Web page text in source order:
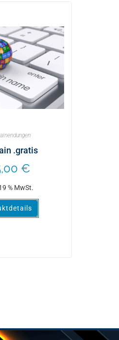
.gratis
€
% MwSt.